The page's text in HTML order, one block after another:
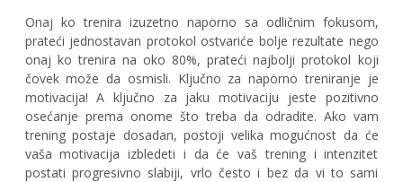
Onaj ko trenira izuzetno naporno sa odličnim fokusom,
prateći jednostavan protokol ostvariće bolje rezultate nego
onaj ko trenira na oko 80%, prateći najbolji protokol koji
čovek može da osmisli. Ključno za naporno treniranje je
motivacija! A ključno za jaku motivaciju jeste pozitivno
osećanje prema onome što treba da odradite. Ako vam
trening postaje dosadan, postoji velika mogućnost da će
vaša motivacija izbledeti i da će vaš trening i intenzitet
postati progresivno slabiji, vrlo često i bez da vi to sami